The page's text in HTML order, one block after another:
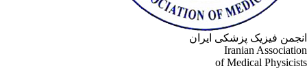
فیزیک پزشکی ایران
Iranian
of Medical